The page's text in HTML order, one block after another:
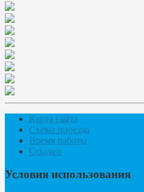
Карта сайта
Схема проезда
Время работы
Ссылки
Условия использования